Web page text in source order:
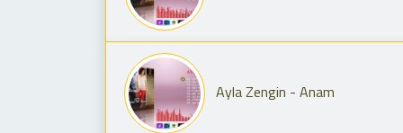
Ayla Zengin - Anam